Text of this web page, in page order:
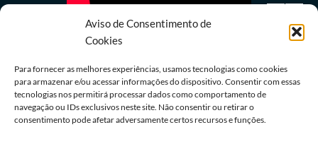
Aviso de Consentimento de
Cookies
Para fornecer as melhores experiências, usamos tecnologias como cookies
para armazenar e/ou acessar informações do dispositivo. Consentir com essas
tecnologias nos permitirá processar dados como comportamento de
navegação ou IDs exclusivos neste site. Não consentir ou retirar o
consentimento pode afetar adversamente certos recursos e funções.
Últimas notícias
Coronel do Corpo de Bombeiros vira réu em caso
de assédio sexual